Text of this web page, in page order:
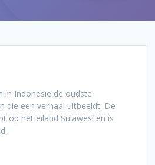
in Indonesië de oudste
die een verhaal uitbeeldt. De
op het eiland Sulawesi en is